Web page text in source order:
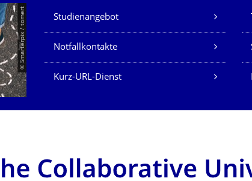
© Smarterpix / tomert Unsere Dienste
Studienangebot
Notfallkontakte
Kurz-URL-Dienst